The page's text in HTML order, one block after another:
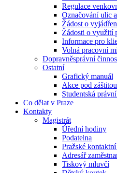
Regulace
Označování ulic
Žádost o
Žádosti o využití
Informace pro
Volná pracovní
Dopravněsprávní
Ostatní
Grafický manuál
Akce pod
Studentská
Co dělat v Praze
Kontakty
Magistrát
Úřední hodiny
Podatelna
Pražské
Adresář
Tiskový mluvčí